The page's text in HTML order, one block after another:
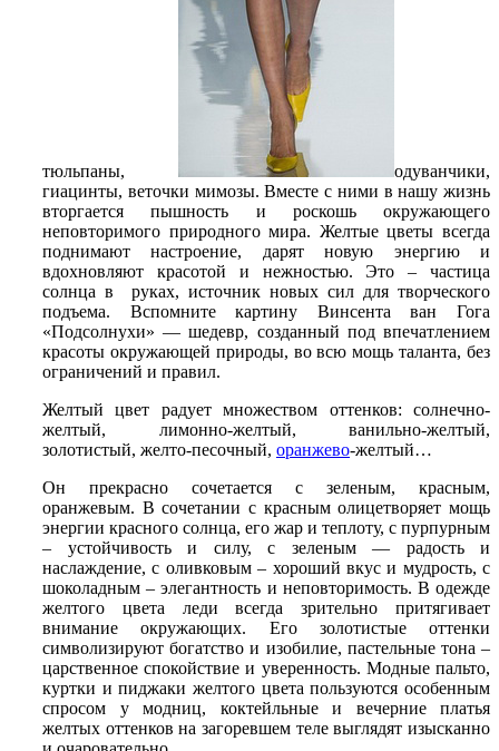
тюльпаны,
одуванчики,
гиацинты, веточки мимозы. Вместе с ними в нашу жизнь
вторгается пышность и роскошь окружающего
неповторимого природного мира. Желтые цветы всегда
поднимают настроение, дарят новую энергию и
вдохновляют красотой и нежностью. Это – частица
солнца в руках, источник новых сил для творческого
подъема. Вспомните картину Винсента ван Гога
«Подсолнухи» — шедевр, созданный под впечатлением
красоты окружающей природы, во всю мощь таланта, без
ограничений и правил.
Желтый цвет радует множеством оттенков: солнечно-
желтый, лимонно-желтый, ванильно-желтый,
золотистый, желто-песочный, оранжево-желтый…
Он прекрасно сочетается с зеленым, красным,
оранжевым. В сочетании с красным олицетворяет мощь
энергии красного солнца, его жар и теплоту, c пурпурным
– устойчивость и силу, c зеленым — радость и
наслаждение, c оливковым – хороший вкус и мудрость, c
шоколадным – элегантность и неповторимость. В одежде
желтого цвета леди всегда зрительно притягивает
внимание окружающих. Его золотистые оттенки
символизируют богатство и изобилие, пастельные тона –
царственное спокойствие и уверенность. Модные пальто,
куртки и пиджаки желтого цвета пользуются особенным
спросом у модниц, коктейльные и вечерние платья
желтых оттенков на загоревшем теле выглядят изысканно